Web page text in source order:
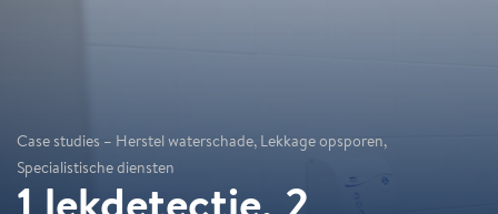
Case studies – Herstel waterschade, Lekkage opsporen,
Specialistische diensten